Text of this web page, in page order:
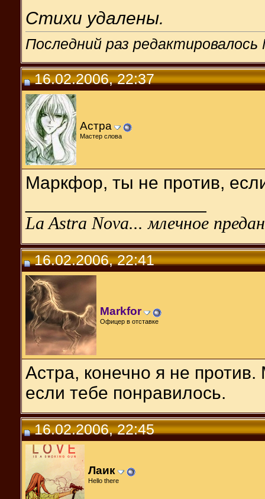
Стихи удалены.
Последний раз
16.02.2006, 22:37
Астра
Мастер слова
Маркфор, ты не против,
La Astra Nova... млечное
16.02.2006, 22:41
Markfor
Офицер в отставке
Астра, конечно я не
если тебе понравилось.
16.02.2006, 22:45
Лаик
Hello there